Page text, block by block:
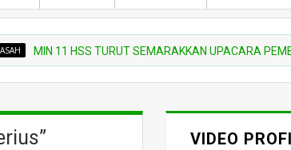
11 HSS TURUT SEMARAKKAN UPACARA
VIDEO